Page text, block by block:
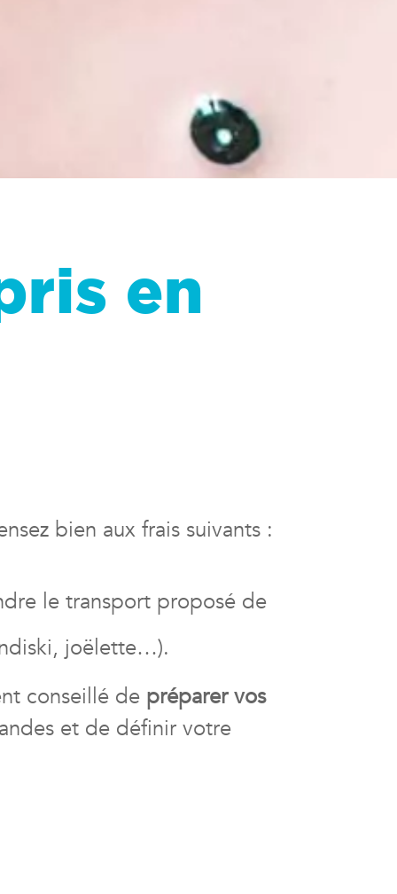
en
bien aux frais suivants :
le transport proposé de
joëlette…).
conseillé de préparer vos
et de définir votre